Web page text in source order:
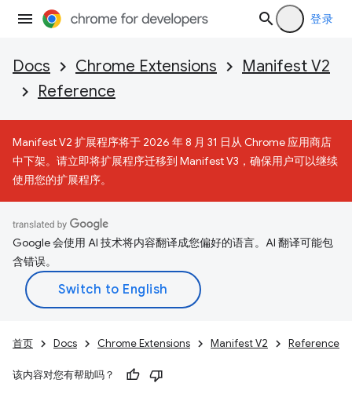
登录
Docs Chrome Extensions
Manifest V2
Reference
Manifest V2 扩展程序将于 2026 年 8 月 31 日从 Chrome 应用商店
中下架。请立即将扩展程序迁移到 Manifest V3，确保用户可以继续
使用您的扩展程序。
Google 会使用 AI 技术将内容翻译成您偏好的语言。AI 翻译可能包
含错误。
首页 Docs Chrome Extensions Manifest V2 Reference
该内容对您有帮助吗？